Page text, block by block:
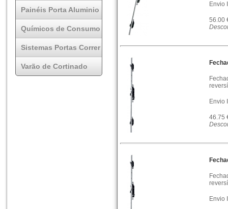
Painéis Porta Aluminio
Químicos de Consumo
Sistemas Portas Correr
Varão de Cortinado
Envio
56.00
Envio
46.75
Envio